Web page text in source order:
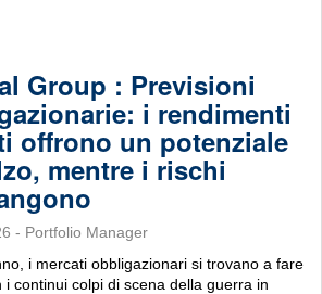
Group : Previsioni
i rendimenti
offrono un potenziale
mentre i rischi
- Portfolio Manager
i mercati obbligazionari si trovano a fare
i continui colpi di scena della guerra in